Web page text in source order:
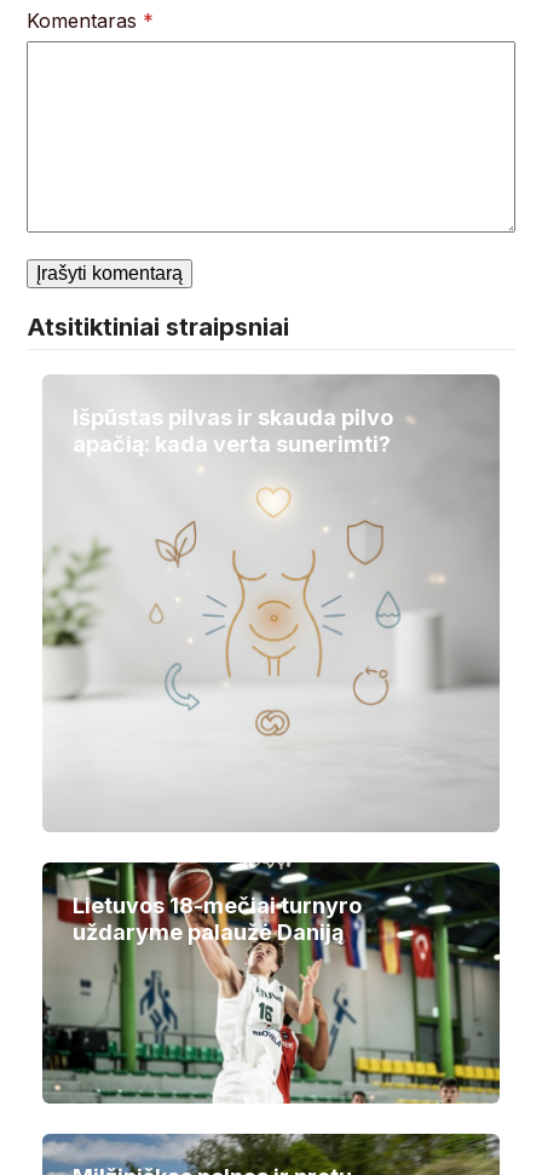
Komentaras *
Atsitiktiniai straipsniai
Išpūstas pilvas ir skauda pilvo
apačią: kada verta sunerimti?
Lietuvos 18-mečiai turnyro
uždaryme palaužė Daniją